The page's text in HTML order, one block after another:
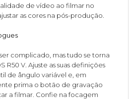
de vídeo ao filmar no
as cores na pós-produção.
complicado, mas tudo se torna
R50 V. Ajuste as suas definições
de ângulo variável e, em
prima o botão de gravação
a filmar. Confie na focagem